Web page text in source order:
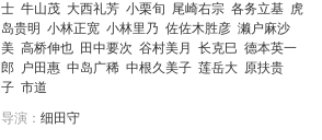
士 牛山茂 大西礼芳 小栗旬 尾崎右宗 各务立基 虎
岛贵明 小林正宽 小林里乃 佐佐木胜彦 濑户麻沙
美 高桥伸也 田中要次 谷村美月 长克巳 德本英一
郎 户田惠 中岛广稀 中根久美子 莲岳大 原扶贵
子 市道
导演： 细田守